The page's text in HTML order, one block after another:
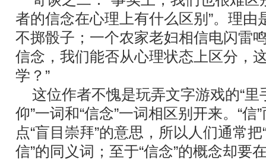
者的信念在心理上有什么区别”。理由
不掷骰子；一个农家老妇相信电闪雷
信念，我们能否从心理状态上区分，
学？”
这位作者不愧是玩弄文字游戏的“里
仰”一词和“信念”一词相区别开来。“信
点“盲目崇拜”的意思，所以人们通常把
信”的同义词；至于“信念”的概念却要